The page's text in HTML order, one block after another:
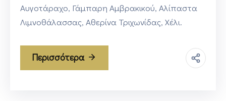
Αυγοτάραχο, Γάμπαρη Αμβρακικού, Αλίπαστα
Λιμνοθάλασσας, Αθερίνα Τριχωνίδας, Χέλι.
Περισσότερα